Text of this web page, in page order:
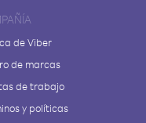
de Viber
de marcas
de trabajo
y políticas